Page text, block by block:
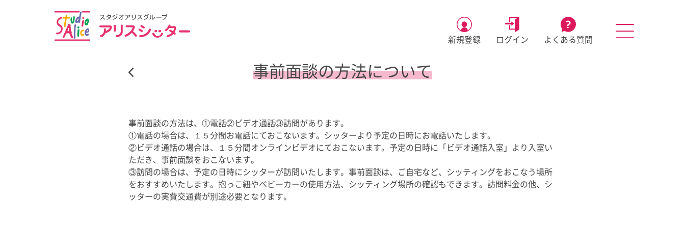
新規登録 ログイン よくある質問
事前面談の方法について
事前面談の方法は、①電話②ビデオ通話③訪問があります。
①電話の場合は、１５分間お電話にておこないます。シッターより予定の日時にお電話いたします。
②ビデオ通話の場合は、１５分間オンラインビデオにておこないます。予定の日時に「ビデオ通話入室」より入室い
ただき、事前面談をおこないます。
③訪問の場合は、予定の日時にシッターが訪問いたします。事前面談は、ご自宅など、シッティングをおこなう場所
をおすすめいたします。抱っこ紐やベビーカーの使用方法、シッティング場所の確認もできます。訪問料金の他、シ
ッターの実費交通費が別途必要となります。